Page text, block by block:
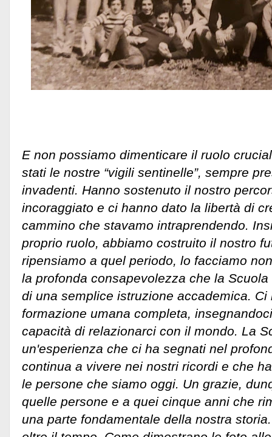
E non possiamo dimenticare il ruolo
stati le nostre “vigili sentinelle”, sempre
invadenti. Hanno sostenuto il nostro
incoraggiato e ci hanno dato la libertà di
cammino che stavamo intraprendendo.
proprio ruolo, abbiamo costruito il nostro
ripensiamo a quel periodo, lo facciamo
la profonda consapevolezza che la
di una semplice istruzione accademica. Ci
formazione umana completa,
capacità di relazionarci con il mondo. La
un'esperienza che ci ha segnati nel
continua a vivere nei nostri ricordi e che
le persone che siamo oggi. Un grazie,
quelle persone e a quei cinque anni che
una parte fondamentale della nostra